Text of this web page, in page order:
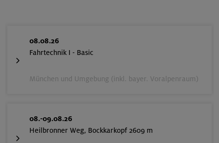
08.08.26
Fahrtechnik I - Basic
München und Umgebung (inkl. bayer. Voralpenraum)
08.-09.08.26
Heilbronner Weg, Bockkarkopf 2609 m